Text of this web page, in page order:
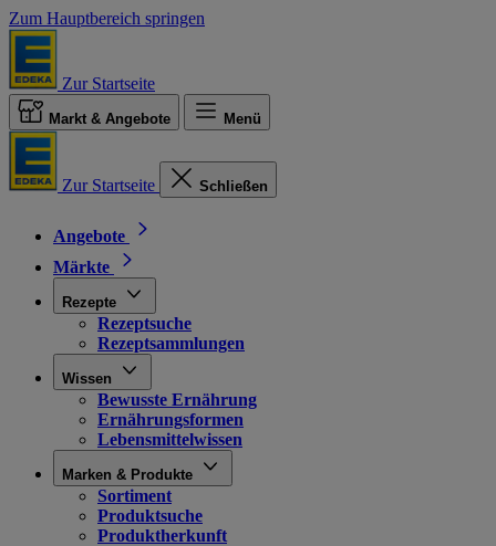
Zum Hauptbereich springen
Zur Startseite
Markt & Angebote Menü
Zur Startseite Schließen
Angebote
Märkte
Rezepte
Rezeptsuche
Rezeptsammlungen
Wissen
Bewusste Ernährung
Ernährungsformen
Lebensmittelwissen
Marken & Produkte
Sortiment
Produktsuche
Produktherkunft